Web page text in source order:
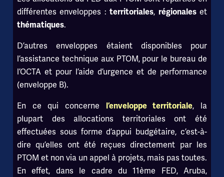
différentes enveloppes :territoriales, régionaleset
thématiques.
D’autres enveloppes étaient disponibles pour
l’assistance technique aux PTOM, pour le bureau de
l’OCTA et pour l’aide d’urgence et de performance
(enveloppe B).
En ce qui concerne l’enveloppe territoriale, la
plupart des allocations territoriales ont été
effectuées sous forme d’appui budgétaire, c’est-à-
dire qu’elles ont été reçues directement par les
PTOM et non via un appel à projets, mais pas toutes.
En effet, dans le cadre du 11ème FED, Aruba,